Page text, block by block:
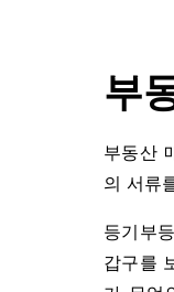
부
부동산
의 서류
등기부
갑구를